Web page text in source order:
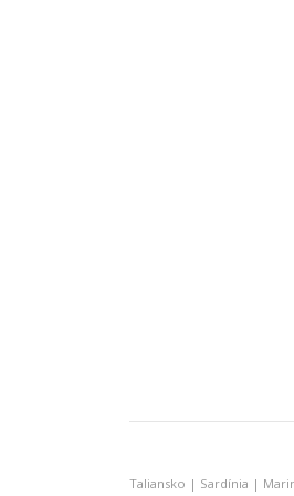
Taliansko | Sardínia |